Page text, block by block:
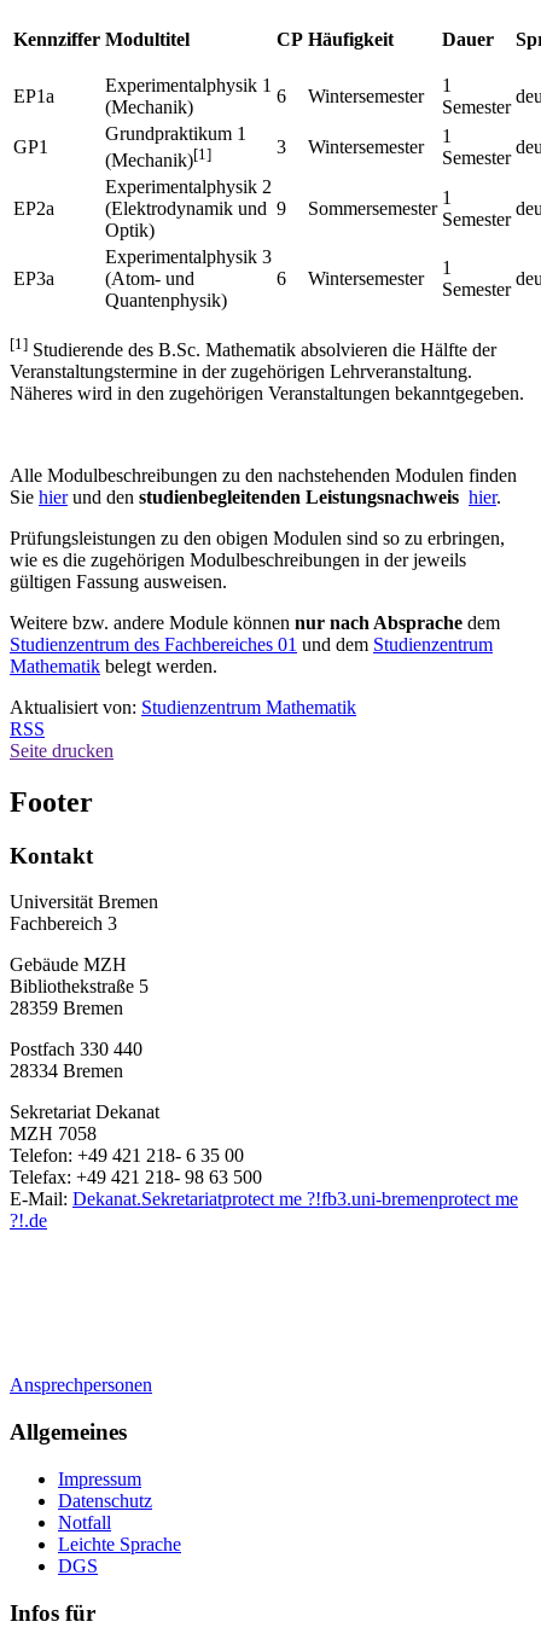
Kennziffer Modultitel CP Häufigkeit Dauer
EP1a
Experimentalphysik 1
(Mechanik)
6 Wintersemester
1
Semester
GP1
Grundpraktikum 1
(Mechanik)[1] 3 Wintersemester
1
Semester
EP2a
Experimentalphysik 2
(Elektrodynamik und
Optik)
9 Sommersemester
1
Semester
EP3a
Experimentalphysik 3
(Atom- und
Quantenphysik)
6 Wintersemester
1
Semester
[1] Studierende des B.Sc. Mathematik absolvieren die Hälfte der
Veranstaltungstermine in der zugehörigen Lehrveranstaltung.
Näheres wird in den zugehörigen Veranstaltungen bekanntgegeben.
Alle Modulbeschreibungen zu den nachstehenden Modulen finden
Sie hierund den studienbegleitenden Leistungsnachweis hier.
Prüfungsleistungen zu den obigen Modulen sind so zu erbringen,
wie es die zugehörigen Modulbeschreibungen in der jeweils
gültigen Fassung ausweisen.
Weitere bzw. andere Module können nur nach Absprache dem
Studienzentrum des Fachbereiches 01 und dem Studienzentrum
Mathematik belegt werden.
Aktualisiert von: Studienzentrum Mathematik
RSS
Seite drucken
Footer
Kontakt
Universität Bremen
Fachbereich 3
Gebäude MZH
Bibliothekstraße 5
28359 Bremen
Postfach 330 440
28334 Bremen
Sekretariat Dekanat
MZH 7058
Telefon: +49 421 218- 6 35 00
Telefax: +49 421 218- 98 63 500
E-Mail: Dekanat.Sekretariatprotect me ?!fb3.uni-bremenprotect me
?!.de
Ansprechpersonen
Allgemeines
Impressum
Datenschutz
Notfall
Leichte Sprache
DGS
Infos für